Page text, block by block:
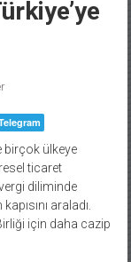
birçok ülkeye
ticaret
diliminde
araladı.
için daha cazip